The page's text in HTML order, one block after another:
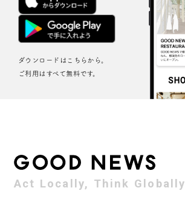
ダウンロードはこちらから。
ご利用はすべて無料です。
Act Locally, Think Globally